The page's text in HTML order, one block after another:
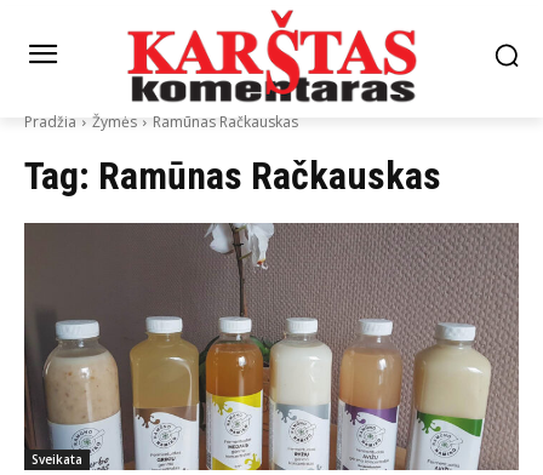
Pradžia Žymės Ramūnas Račkauskas
Tag: Ramūnas Račkauskas
Sveikata